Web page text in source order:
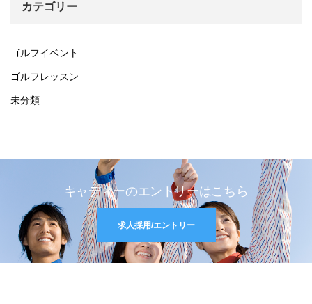
カテゴリー
ゴルフイベント
ゴルフレッスン
未分類
キャディーのエントリーはこちら
求人採用/エントリー